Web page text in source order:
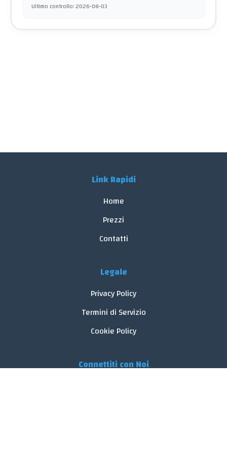
Ultimo controllo:2026-08-03
Link Rapidi
Home
Prezzi
Contatti
Legale
Privacy Policy
Termini di Servizio
Cookie Policy
Connettiti con Noi